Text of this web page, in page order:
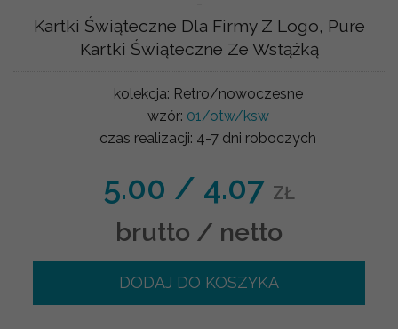
Kartki Świąteczne Dla Firmy Z Logo, Pure
Kartki Świąteczne Ze Wstążką
kolekcja: Retro/nowoczesne
wzór: 01/otw/ksw
czas realizacji: 4-7 dni roboczych
5.00 / 4.07 ZŁ
brutto / netto
DODAJ DO KOSZYKA